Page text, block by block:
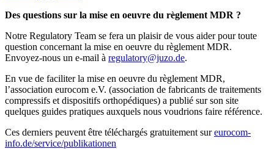
Des questions sur la mise en oeuvre du règlement MDR ?
Notre Regulatory Team se fera un plaisir de vous aider pour toute
question concernant la mise en oeuvre du règlement MDR.
Envoyez-nous un e-mail à regulatory@juzo.de.
En vue de faciliter la mise en oeuvre du règlement MDR,
l’association eurocom e.V. (association de fabricants de traitements
compressifs et dispositifs orthopédiques) a publié sur son site
quelques guides pratiques auxquels nous voudrions faire référence.
Ces derniers peuvent être téléchargés gratuitement sureurocom-
info.de/service/publikationen